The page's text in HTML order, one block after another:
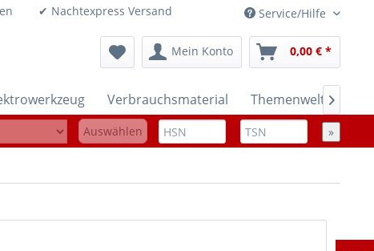
✔ Nachtexpress Versand Service/Hilfe
Mein Konto 0,00 € *
Verbrauchsmaterial Themenwelten

Auswählen »